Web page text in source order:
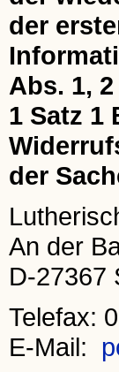
der
Abs. 1,
1 Satz 1
der
An der
D-27367
Telefax:
E-Mail: